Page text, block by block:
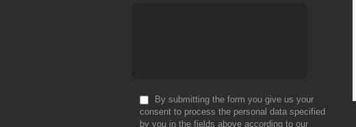
By submitting the form you give us your
consent to process the personal data specified
by you in the fields above according to our